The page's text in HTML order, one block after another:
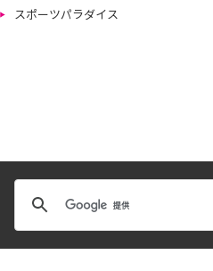
スポーツパラダイス